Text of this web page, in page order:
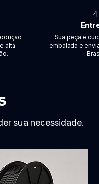
alta
4
Sua peça é
embalada e
sua necessidade.